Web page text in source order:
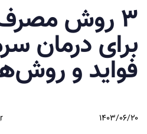
۳ روش
برای درمان
فواید و
۱۴۰۳/۰۶/۲۰